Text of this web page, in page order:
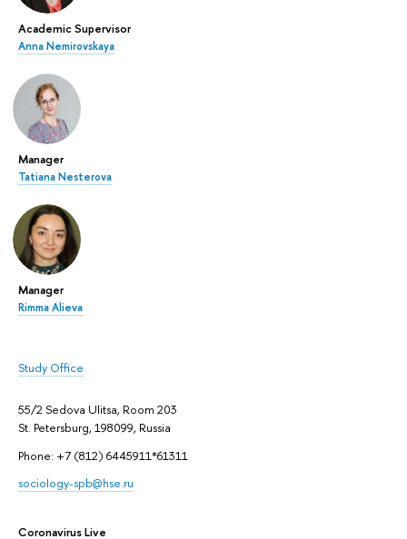
Academic Supervisor
Anna Nemirovskaya
Manager
Tatiana Nesterova
Manager
Rimma Alieva
Study Office
55/2 Sedova Ulitsa, Room 203
St. Petersburg, 198099, Russia
Phone: +7 (812) 6445911*61311
sociology-spb@hse.ru
Coronavirus Live